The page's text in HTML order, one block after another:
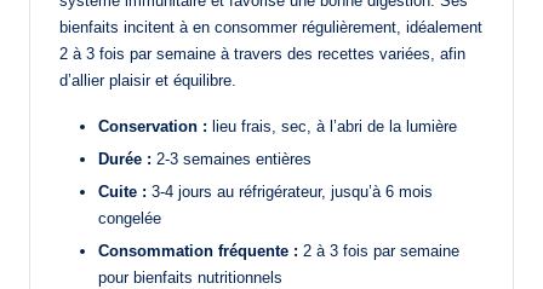
bienfaits incitent à en consommer régulièrement, idéalement
2 à 3 fois par semaine à travers des recettes variées, afin
d’allier plaisir et équilibre.
Conservation : lieu frais, sec, à l’abri de la lumière
Durée : 2-3 semaines entières
Cuite : 3-4 jours au réfrigérateur, jusqu’à 6 mois
congelée
Consommation fréquente : 2 à 3 fois par semaine
pour bienfaits nutritionnels